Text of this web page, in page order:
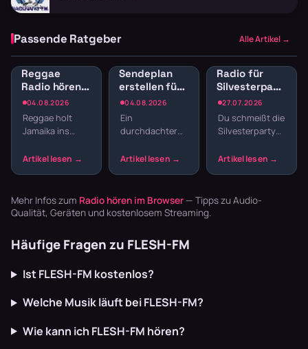
Passende Ratgeber Alle Artikel →
04.08.2026
Reggae
Radio hören:
Jamaican
Vibes und
Dancehall
Reggae holt
Jamaika ins
Der entspannte
die Texte
schaffen U…
04.08.2026
Sendeplan
erstellen fürs
Webradio:
Struktur
statt
Ein
durchdachter
macht den
beliebigen
Musikstream
27.07.2026
Radio für
Silvesterparty:
Die besten
Sender für
den
Jahreswechsel
Du schmeißt die
Silvesterparty
den ganzen
basteln? Radio
Mehr Infos zum Radio hören im Browser — Tipps zu Audio-
Qualität, Geräten und kostenlosem Streaming.
Häufige Fragen zu FLESH-FM
Ist FLESH-FM kostenlos?
Welche Musik läuft bei FLESH-FM?
Wie kann ich FLESH-FM hören?